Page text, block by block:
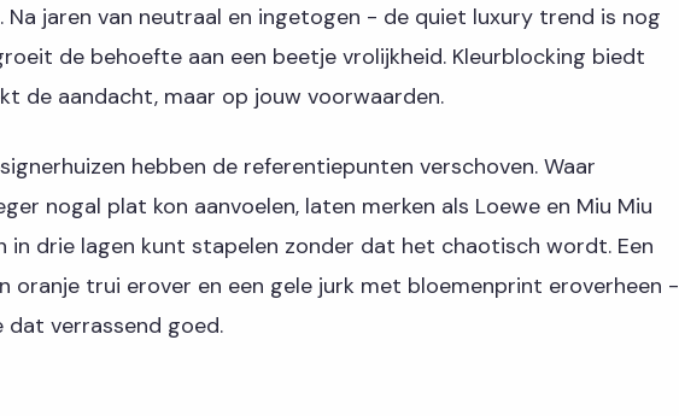
Na jaren van neutraal en ingetogen - de quiet luxury trend is nog
de behoefte aan een beetje vrolijkheid. Kleurblocking biedt
de aandacht, maar op jouw voorwaarden.
hebben de referentiepunten verschoven. Waar
nogal plat kon aanvoelen, laten merken als Loewe en Miu Miu
in drie lagen kunt stapelen zonder dat het chaotisch wordt. Een
oranje trui erover en een gele jurk met bloemenprint eroverheen -
dat verrassend goed.